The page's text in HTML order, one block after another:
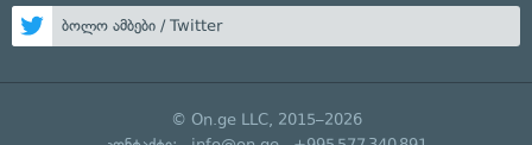
ბოლო ამბები / Twitter
© On.ge LLC, 2015–2026